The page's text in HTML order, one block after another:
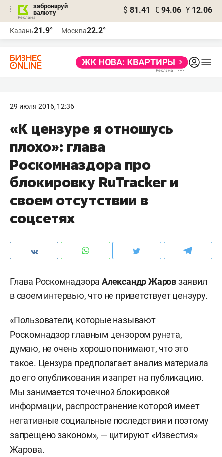
забронируй
валюту
$ 81.41 € 94.06 ¥ 12.06
Казань21.9° Москва22.2°
29 июля 2016, 12:36
«К цензуре я отношусь
плохо»: глава
Роскомназдора про
блокировку RuTracker и
своем отсутствии в
соцсетях
Глава Роскомнадзора Александр Жаровзаявил
в своем интервью, что не приветствует цензуру.
«Пользователи, которые называют
Роскомнадзор главным цензором рунета,
думаю, не очень хорошо понимают, что это
такое. Цензура предполагает анализ материала
до его опубликования и запрет на публикацию.
Мы занимается точечной блокировкой
информации, распространение которой имеет
негативные социальные последствия и поэтому
запрещено законом», — цитируют «Известия»
Жарова.